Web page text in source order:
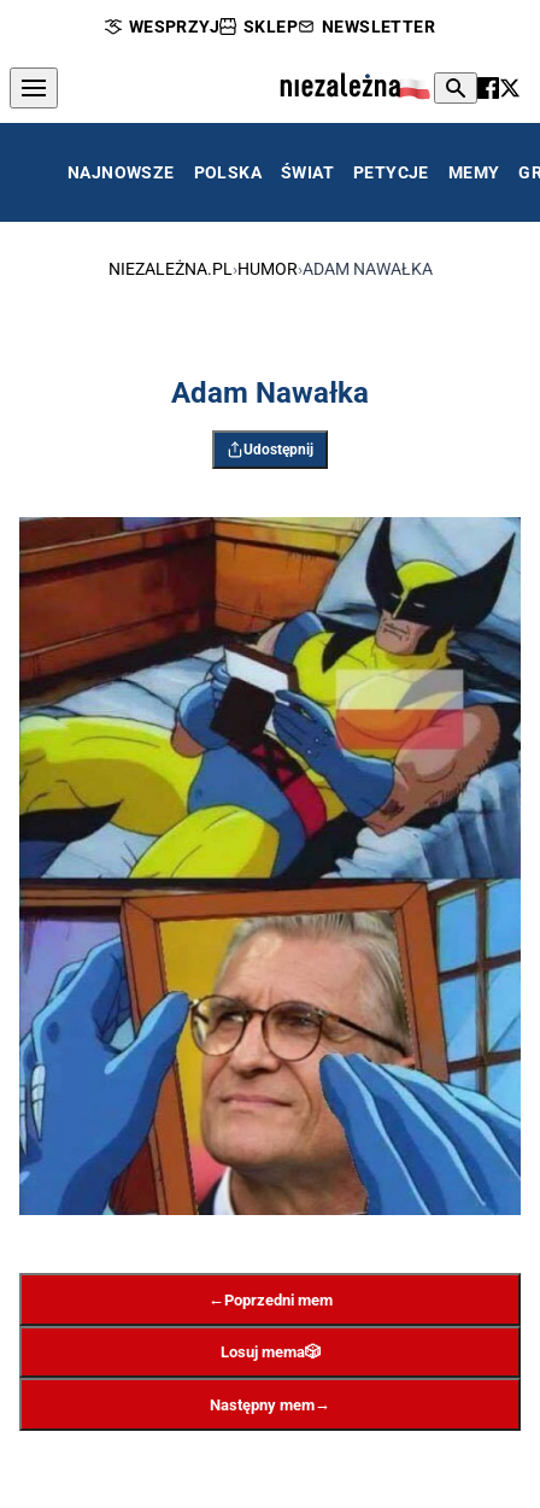
WESPRZYJ SKLEP NEWSLETTER
NAJNOWSZE POLSKA ŚWIAT PETYCJE MEMY
NIEZALEŻNA.PL ›HUMOR›ADAM NAWAŁKA
Adam Nawałka
Udostępnij
←Poprzedni mem
Losuj mema🎲
Następny mem→